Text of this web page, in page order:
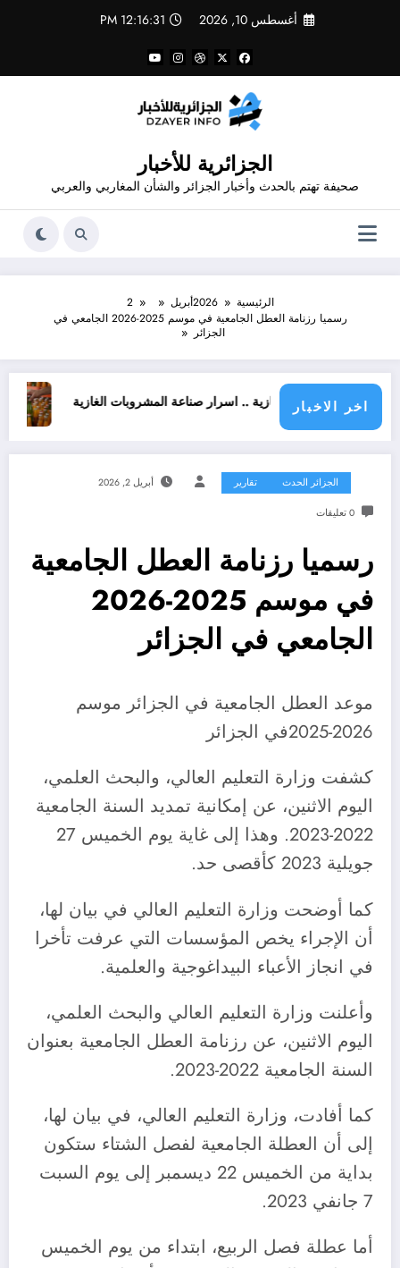
أغسطس 10, 2026 12:16:31 PM
الجزائرية للأخبار
صحيفة تهتم بالحدث وأخبار الجزائر والشأن المغاربي والعربي
الرئيسية 2026أبريل
2
رسميا رزنامة العطل الجامعية في موسم 2025-2026 الجامعي في
الجزائر
اخر الاخبار
غازية .. اسرار صناعة المشروبات الغازية قانون المشروبات و المشروبات الغازية
الجزائر الحدث تقارير أبريل 2, 2026
0 تعليقات
رسميا رزنامة العطل الجامعية
في موسم 2025-2026
الجامعي في الجزائر
موعد العطل الجامعية في الجزائر موسم
2026-2025في الجزائر
كشفت وزارة التعليم العالي، والبحث العلمي،
اليوم الاثنين، عن إمكانية تمديد السنة الجامعية
2022-2023. وهذا إلى غاية يوم الخميس 27
جويلية 2023 كأقصى حد.
كما أوضحت وزارة التعليم العالي في بيان لها،
أن الإجراء يخص المؤسسات التي عرفت تأخرا
في انجاز الأعباء البيداغوجية والعلمية.
وأعلنت وزارة التعليم العالي والبحث العلمي،
اليوم الاثنين، عن رزنامة العطل الجامعية بعنوان
السنة الجامعية 2022-2023.
كما أفادت، وزارة التعليم العالي، في بيان لها،
إلى أن العطلة الجامعية لفصل الشتاء ستكون
بداية من الخميس 22 ديسمبر إلى يوم السبت
7 جانفي 2023.
أما عطلة فصل الربيع، ابتداء من يوم الخميس